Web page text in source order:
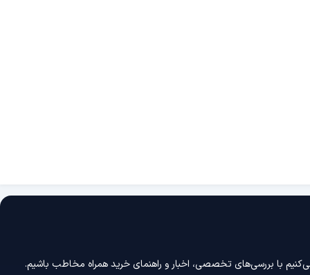
با بررسی‌های تخصصی، اخبار و راهنمای خرید همراه مخاطب باشیم.